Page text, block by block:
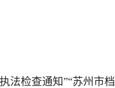
法检查通知”“苏州市